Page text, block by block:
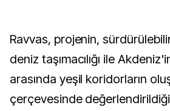
Ravvas, projenin,
deniz taşımacılığı ile Akdeniz'in
arasında yeşil koridorların
çerçevesinde